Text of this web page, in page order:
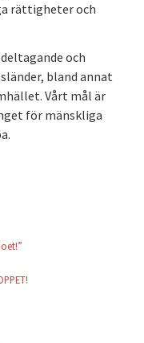
rättigheter och
och
bland annat
Vårt mål är
för mänskliga